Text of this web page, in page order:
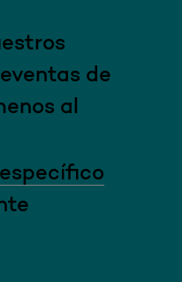
de
al